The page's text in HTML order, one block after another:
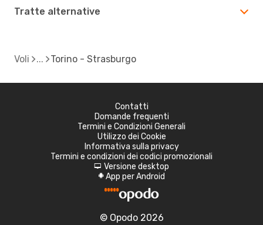
Tratte alternative
Voli Torino - Strasburgo
Contatti
Domande frequenti
Termini e Condizioni Generali
Utilizzo dei Cookie
Informativa sulla privacy
Termini e condizioni dei codici promozionali
d Versione desktop
A App per Android
© Opodo 2026